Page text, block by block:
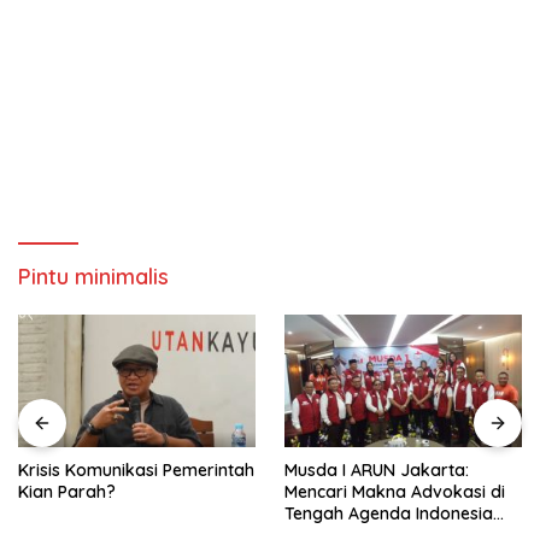
Pintu minimalis
Krisis Komunikasi Pemerintah
Kian Parah?
Musda I ARUN Jakarta:
Mencari Makna Advokasi di
Tengah Agenda Indonesia